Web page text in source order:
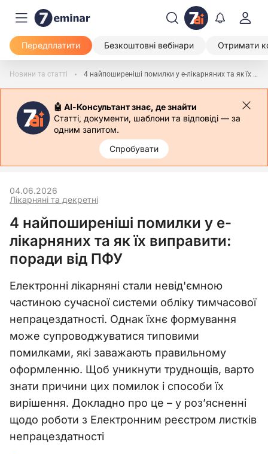
Передплатити Безкоштовні вебінари Отримати
Новини та статті 4 найпоширеніші помилки у е-лікарняних та як їх виправити: поради від ПФУ
🤖 АІ-Консультант знає, де знайти
Статті, документи, шаблони та відповіді — за
одним запитом.
Спробувати
Лікарняні та декретні
04.06.2026
4 найпоширеніші помилки у е-
лікарняних та як їх виправити:
поради від ПФУ
Електронні лікарняні стали невід'ємною
частиною сучасної системи обліку тимчасової
непрацездатності. Однак їхнє формування
може супроводжуватися типовими
помилками, які заважають правильному
оформленню. Щоб уникнути труднощів, варто
знати причини цих помилок і способи їх
вирішення. Докладно про це – у роз’ясненні
щодо роботи з Електронним реєстром листків
непрацездатності